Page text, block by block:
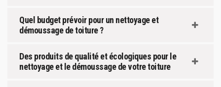
Quel budget prévoir pour un nettoyage et
démoussage de toiture ?
Des produits de qualité et écologiques pour le
nettoyage et le démoussage de votre toiture